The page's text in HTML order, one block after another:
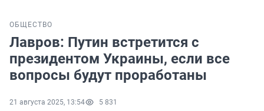
ОБЩЕСТВО
Лавров: Путин встретится с
президентом Украины, если все
вопросы будут проработаны
21 августа 2025, 13:54 5 831